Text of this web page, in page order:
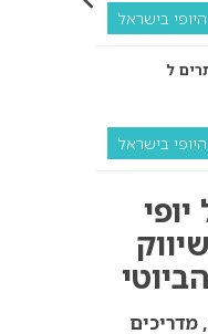
היופי בישראל
היופי בישראל
צריך
לעסקים
קידום ל‑AI לעומת קידום
מדריכים